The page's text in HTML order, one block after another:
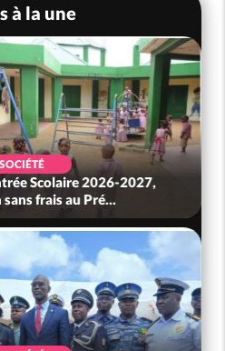
à la une
SOCIÉTÉ
Scolaire 2026-2027,
frais au Pré...